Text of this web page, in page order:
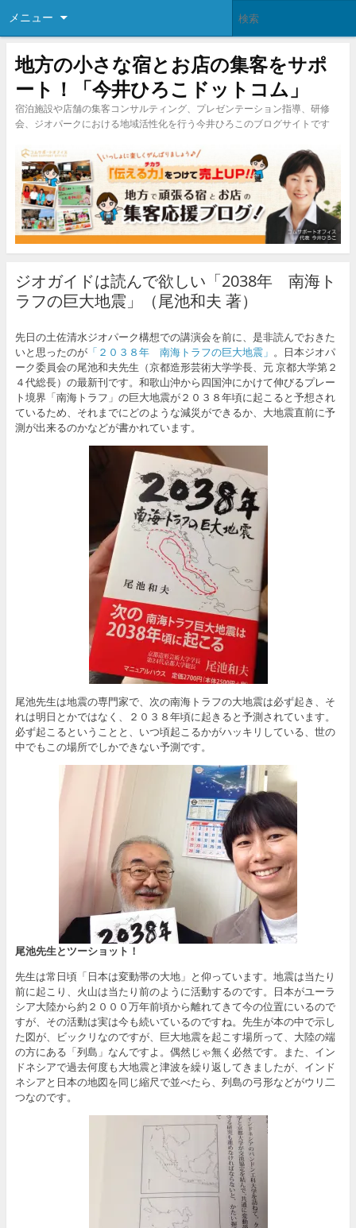
メニュー
地方の小さな宿とお店の集客をサポ
ート！「今井ひろこドットコム」
宿泊施設や店舗の集客コンサルティング、プレゼンテーション指導、研修
会、ジオパークにおける地域活性化を行う今井ひろこのブログサイトです
ジオガイドは読んで欲しい「2038年 南海ト
ラフの巨大地震」（尾池和夫 著）
先日の土佐清水ジオパーク構想での講演会を前に、是非読んでおきた
いと思ったのが「２０３８年 南海トラフの巨大地震」 。日本ジオパ
ーク委員会の尾池和夫先生（京都造形芸術大学学長、元 京都大学第２
４代総長）の最新刊です。和歌山沖から四国沖にかけて伸びるプレー
ト境界「南海トラフ」の巨大地震が２０３８年頃に起こると予想され
ているため、それまでにどのような減災ができるか、大地震直前に予
測が出来るのかなどが書かれています。
尾池先生は地震の専門家で、次の南海トラフの大地震は必ず起き、そ
れは明日とかではなく、２０３８年頃に起きると予測されています。
必ず起こるということと、いつ頃起こるかがハッキリしている、世の
中でもこの場所でしかできない予測です。
尾池先生とツーショット！
先生は常日頃「日本は変動帯の大地」と仰っています。地震は当たり
前に起こり、火山は当たり前のように活動するのです。日本がユーラ
シア大陸から約２０００万年前頃から離れてきて今の位置にいるので
すが、その活動は実は今も続いているのですね。先生が本の中で示し
た図が、ビックリなのですが、巨大地震を起こす場所って、大陸の端
の方にある「列島」なんですよ。偶然じゃ無く必然です。また、イン
ドネシアで過去何度も大地震と津波を繰り返してきましたが、インド
ネシアと日本の地図を同じ縮尺で並べたら、列島の弓形などがウリ二
つなのです。